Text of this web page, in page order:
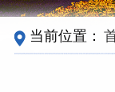
当前位置：
置补贴信息